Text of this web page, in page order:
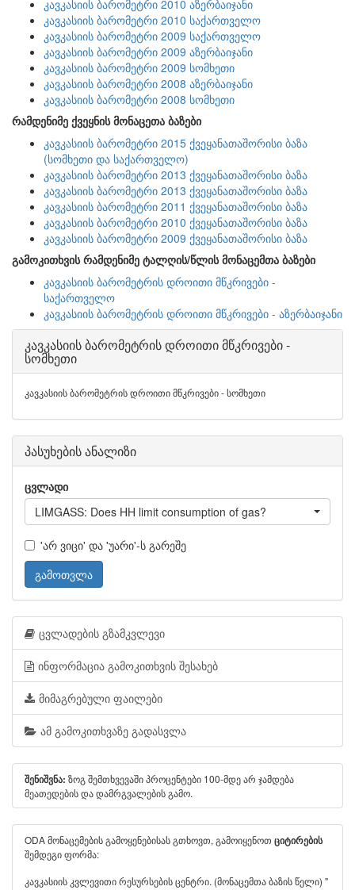
კავკასიის ბარომეტრი 2010 აზერბაიჯანი
კავკასიის ბარომეტრი 2010 საქართველო
კავკასიის ბარომეტრი 2009 საქართველო
კავკასიის ბარომეტრი 2009 აზერბაიჯანი
კავკასიის ბარომეტრი 2009 სომხეთი
კავკასიის ბარომეტრი 2008 აზერბაიჯანი
კავკასიის ბარომეტრი 2008 სომხეთი
რამდენიმე ქვეყნის მონაცეთა ბაზები
კავკასიის ბარომეტრი 2015 ქვეყანათაშორისი ბაზა
(სომხეთი და საქართველო)
კავკასიის ბარომეტრი 2013 ქვეყანათაშორისი ბაზა
კავკასიის ბარომეტრი 2013 ქვეყანათაშორისი ბაზა
კავკასიის ბარომეტრი 2011 ქვეყანათაშორისი ბაზა
კავკასიის ბარომეტრი 2010 ქვეყანათაშორისი ბაზა
კავკასიის ბარომეტრი 2009 ქვეყანათაშორისი ბაზა
გამოკითხვის რამდენიმე ტალღის/წლის მონაცემთა ბაზები
კავკასიის ბარომეტრის დროითი მწკრივები -
საქართველო
კავკასიის ბარომეტრის დროითი მწკრივები - აზერბაიჯანი
კავკასიის ბარომეტრის დროითი მწკრივები -
სომხეთი
კავკასიის ბარომეტრის დროითი მწკრივები - სომხეთი
პასუხების ანალიზი
ცვლადი
LIMGASS: Does HH limit consumption of gas?
'არ ვიცი' და 'უარი'-ს გარეშე
გამოთვლა
ცვლადების გზამკვლევი
ინფორმაცია გამოკითხვის შესახებ
მიმაგრებული ფაილები
ამ გამოკითხვაზე გადასვლა
შენიშვნა: ზოგ შემთხვევაში პროცენტები 100-მდე არ ჯამდება
მეათედების და დამრგვალების გამო.
ODA მონაცემების გამოყენებისას გთხოვთ, გამოიყენოთ ციტირების
შემდეგი ფორმა:
კავკასიის კვლევითი რესურსების ცენტრი. (მონაცემთა ბაზის წელი) "